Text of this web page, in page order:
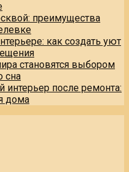
преимущества
как создать уют
становятся выбором
сна
интерьер после ремонта:
дома